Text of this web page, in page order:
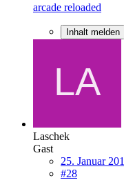
arcade reloaded
Inhalt melden
Laschek
Gast
25. Januar
#28